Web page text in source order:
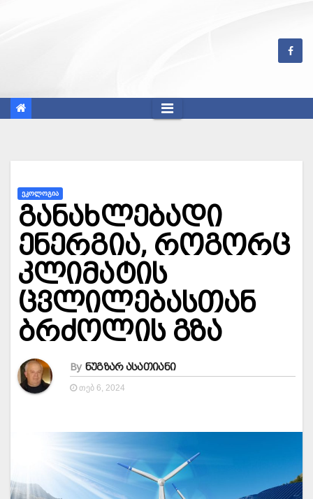
ᲔᲙᲝᲚᲝᲒᲘᲐ
განახლებადი
ენერგია, როგორც
კლიმატის
ცვლილებასთან
ბრძოლის გზა
By ნუგზარ ასათიანი
ᲗᲔᲑ 6, 2024